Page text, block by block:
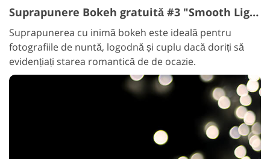
Suprapunere Bokeh gratuită #3 "Smooth Lights"
Suprapunerea cu inimă bokeh este ideală pentru
fotografiile de nuntă, logodnă și cuplu dacă doriți să
evidențiați starea romantică de de ocazie.